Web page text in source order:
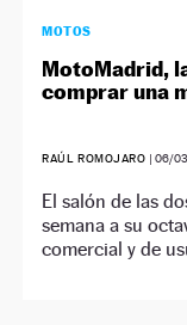
MOTOS
MotoMadrid,
comprar una
RAÚL ROMOJARO | 06/
El salón de las
semana a su
comercial y de